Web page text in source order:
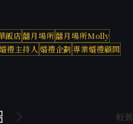
飯店囍月場所囍月場所Molly
禮主持人婚禮企劃 專業婚禮顧問
較舊